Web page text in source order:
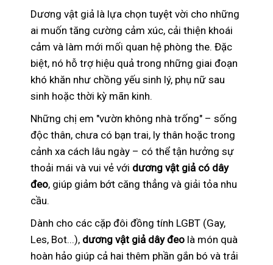
Dương vật giả là lựa chọn tuyệt vời cho những
ai muốn tăng cường cảm xúc, cải thiện khoái
cảm và làm mới mối quan hệ phòng the. Đặc
biệt, nó hỗ trợ hiệu quả trong những giai đoạn
khó khăn như chồng yếu sinh lý, phụ nữ sau
sinh hoặc thời kỳ mãn kinh.
Những chị em "vườn không nhà trống" – sống
độc thân, chưa có bạn trai, ly thân hoặc trong
cảnh xa cách lâu ngày – có thể tận hưởng sự
thoải mái và vui vẻ với dương vật giả có dây
đeo, giúp giảm bớt căng thẳng và giải tỏa nhu
cầu.
Dành cho các cặp đôi đồng tính LGBT (Gay,
Les, Bot...), dương vật giả dây đeo là món quà
hoàn hảo giúp cả hai thêm phần gắn bó và trải